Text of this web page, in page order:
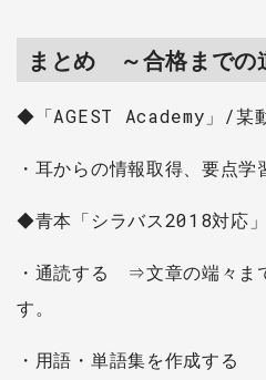
まとめ ～合格までの
◆「AGEST Academy」/某
・耳からの情報取得、要点学
◆青本「シラバス2018対応」
・通読する ⇒文章の端々ま
す。
・用語・単語集を作成する